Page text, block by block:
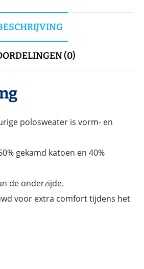
(0)
polosweater is vorm- en
gekamd katoen en 40%
de onderzijde.
voor extra comfort tijdens het